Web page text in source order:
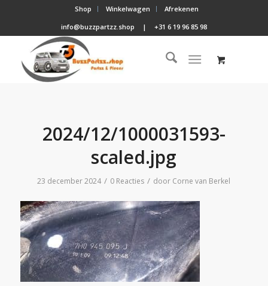
Shop Winkelwagen
Afrekenen
info@buzzpartzz.shop
| +31 6 19 96 85 98
2024/12/1000031593-
scaled.jpg
23 december 2024 / 0 Reacties / door Corne van Berkel